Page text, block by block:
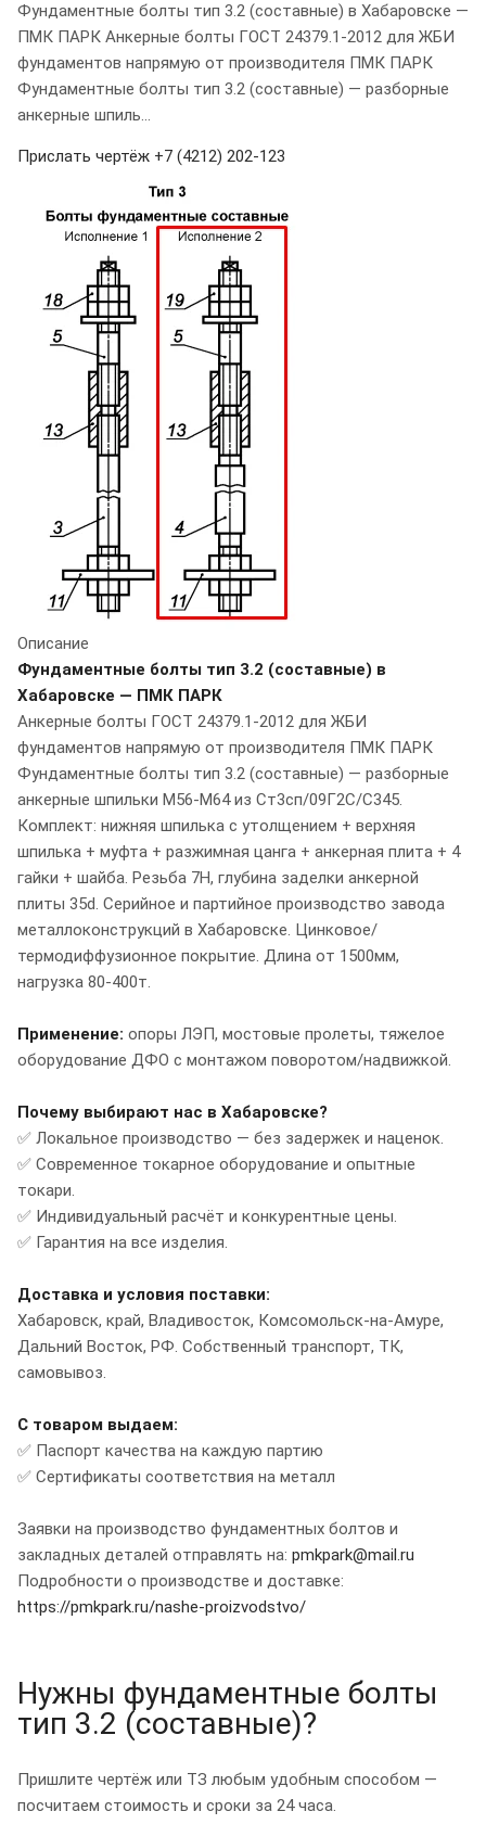
Фундаментные болты тип 3.2 (составные) в Хабаровске —
ПМК ПАРК Анкерные болты ГОСТ 24379.1-2012 для ЖБИ
фундаментов напрямую от производителя ПМК ПАРК
Фундаментные болты тип 3.2 (составные) — разборные
анкерные шпиль...
Прислать чертёж +7 (4212) 202-123
Описание
Фундаментные болты тип 3.2 (составные) в
Хабаровске — ПМК ПАРК
Анкерные болты ГОСТ 24379.1-2012 для ЖБИ
фундаментов напрямую от производителя ПМК ПАРК
Фундаментные болты тип 3.2 (составные) — разборные
анкерные шпильки М56-М64 из Ст3сп/09Г2С/С345.
Комплект: нижняя шпилька с утолщением + верхняя
шпилька + муфта + разжимная цанга + анкерная плита + 4
гайки + шайба. Резьба 7H, глубина заделки анкерной
плиты 35d. Серийное и партийное производство завода
металлоконструкций в Хабаровске. Цинковое/
термодиффузионное покрытие. Длина от 1500мм,
нагрузка 80-400т.
Применение: опоры ЛЭП, мостовые пролеты, тяжелое
оборудование ДФО с монтажом поворотом/надвижкой.
Почему выбирают нас в Хабаровске?
✅ Локальное производство — без задержек и наценок.
✅ Современное токарное оборудование и опытные
токари.
✅ Индивидуальный расчёт и конкурентные цены.
✅ Гарантия на все изделия.
Доставка и условия поставки:
Хабаровск, край, Владивосток, Комсомольск-на-Амуре,
Дальний Восток, РФ. Собственный транспорт, ТК,
самовывоз.
С товаром выдаем:
✅ Паспорт качества на каждую партию
✅ Сертификаты соответствия на металл
Заявки на производство фундаментных болтов и
закладных деталей отправлять на: pmkpark@mail.ru
Подробности о производстве и доставке:
https://pmkpark.ru/nashe-proizvodstvo/
Нужны фундаментные болты
тип 3.2 (составные)?
Пришлите чертёж или ТЗ любым удобным способом —
посчитаем стоимость и сроки за 24 часа.